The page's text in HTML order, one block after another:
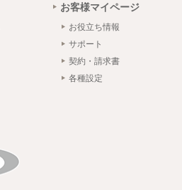
お客様マイページ
お役立ち情報
サポート
契約・請求書
各種設定